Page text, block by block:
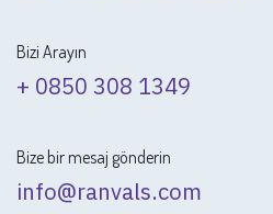
Bizi Arayın
+ 0850 308 1349
Bize bir mesaj gönderin
info@ranvals.com